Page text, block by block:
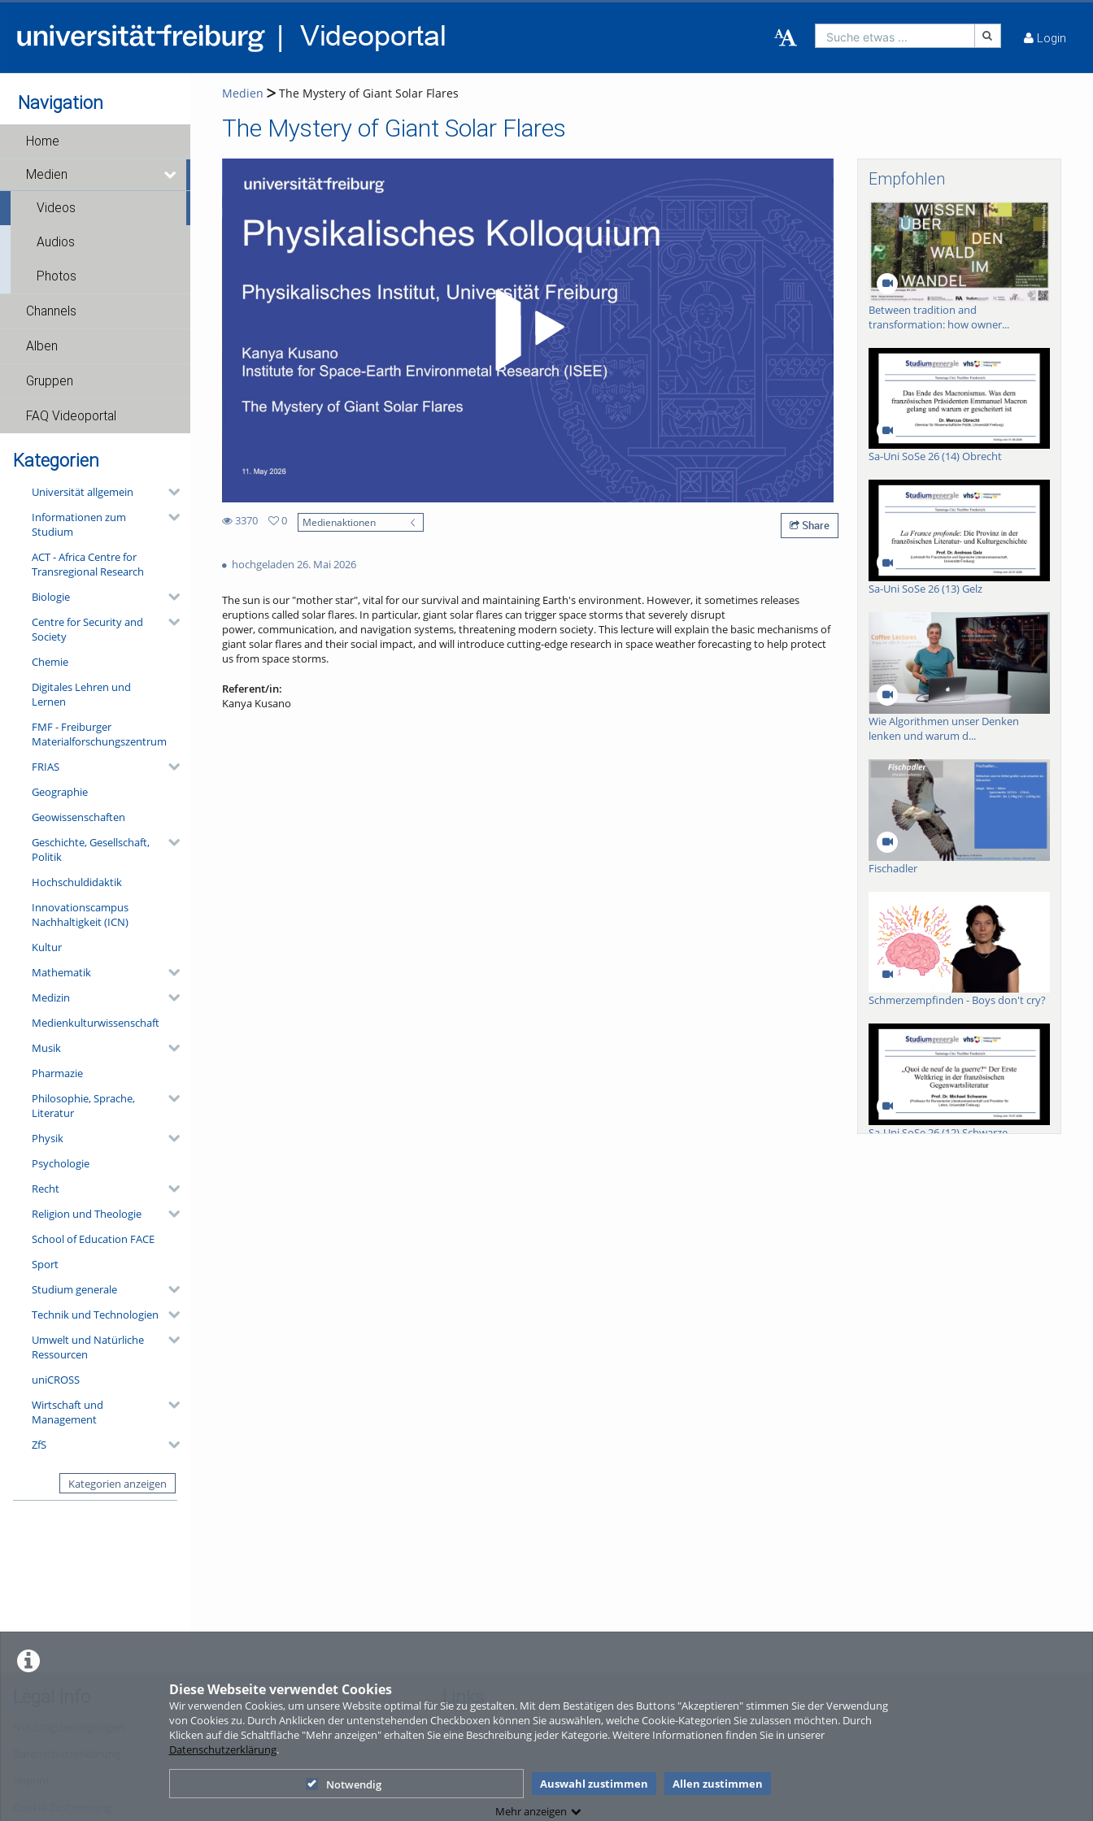
Diese Webseite verwendet Cookies
Wir verwenden Cookies, um unsere Website optimal für Sie zu gestalten. Mit dem Bestätigen des Buttons "Akzeptieren" stimmen Sie der Verwendung
von Cookies zu. Durch Anklicken der untenstehenden Checkboxen können Sie auswählen, welche Cookie-Kategorien Sie zulassen möchten. Durch
Klicken auf die Schaltfläche "Mehr anzeigen" erhalten Sie eine Beschreibung jeder Kategorie. Weitere Informationen finden Sie in unserer
Datenschutzerklärung.
Notwendig Auswahl zustimmen
Allen zustimmen
Mehr anzeigen
Suche etwas ... Login
Navigation
Home
Medien
Videos
Audios
Photos
Channels
Alben
Gruppen
FAQ Videoportal
Kategorien
Universität allgemein
Informationen zum
Studium
ACT - Africa Centre for
Transregional Research
Biologie
Centre for Security and
Society
Chemie
Digitales Lehren und
Lernen
FMF - Freiburger
Materialforschungszentrum
FRIAS
Geographie
Geowissenschaften
Geschichte, Gesellschaft,
Politik
Hochschuldidaktik
Innovationscampus
Nachhaltigkeit (ICN)
Kultur
Mathematik
Medizin
Medienkulturwissenschaft
Musik
Pharmazie
Philosophie, Sprache,
Literatur
Physik
Psychologie
Recht
Religion und Theologie
School of Education FACE
Sport
Studium generale
Technik und Technologien
Umwelt und Natürliche
Ressourcen
uniCROSS
Wirtschaft und
Management
ZfS
Kategorien anzeigen
Medien The Mystery of Giant Solar Flares
The Mystery of Giant Solar Flares
Video abspielen
3370
views
0
Medienaktionen Share
hochgeladen 26. Mai 2026
The sun is our "mother star", vital for our survival and maintaining Earth's environment. However, it sometimes releases
eruptions called solar flares. In particular, giant solar flares can trigger space storms that severely disrupt
power, communication, and navigation systems, threatening modern society. This lecture will explain the basic mechanisms of
giant solar flares and their social impact, and will introduce cutting-edge research in space weather forecasting to help protect
us from space storms.
Referent/in:
Kanya Kusano
Empfohlen
Between tradition and
transformation: how owner...
Sa-Uni SoSe 26 (14) Obrecht
Sa-Uni SoSe 26 (13) Gelz
Wie Algorithmen unser Denken
lenken und warum d...
Fischadler
Schmerzempfinden - Boys don't cry?
Sa-Uni SoSe 26 (12) Schwarze
Sperber
Links
Sitemap